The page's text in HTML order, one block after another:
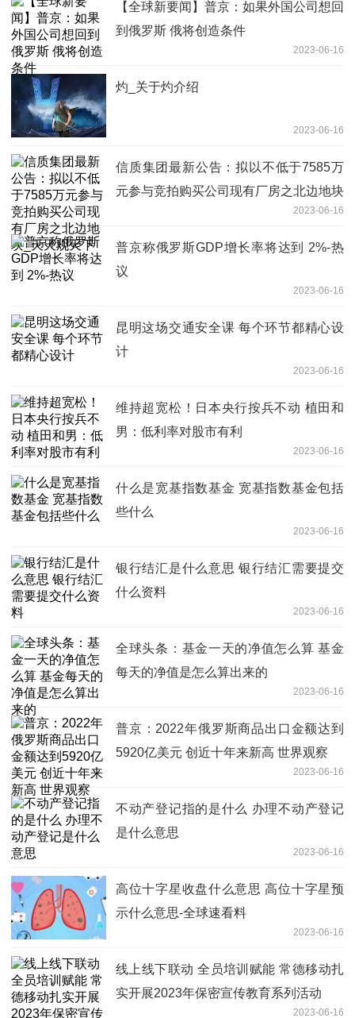
【全球新要闻】普京：如果外国公司想回
到俄罗斯 俄将创造条件
2023-06-16
灼_关于灼介绍
2023-06-16
信质集团最新公告：拟以不低于7585万
元参与竞拍购买公司现有厂房之北边地块
2023-06-16
普京称俄罗斯GDP增长率将达到 2%-热
议
2023-06-16
昆明这场交通安全课 每个环节都精心设
计
2023-06-16
维持超宽松！日本央行按兵不动 植田和
男：低利率对股市有利
2023-06-16
什么是宽基指数基金 宽基指数基金包括
些什么
2023-06-16
银行结汇是什么意思 银行结汇需要提交
什么资料
2023-06-16
全球头条：基金一天的净值怎么算 基金
每天的净值是怎么算出来的
2023-06-16
普京：2022年俄罗斯商品出口金额达到
5920亿美元 创近十年来新高 世界观察
2023-06-16
不动产登记指的是什么 办理不动产登记
是什么意思
2023-06-16
高位十字星收盘什么意思 高位十字星预
示什么意思-全球速看料
2023-06-16
线上线下联动 全员培训赋能 常德移动扎
实开展2023年保密宣传教育系列活动
2023-06-16